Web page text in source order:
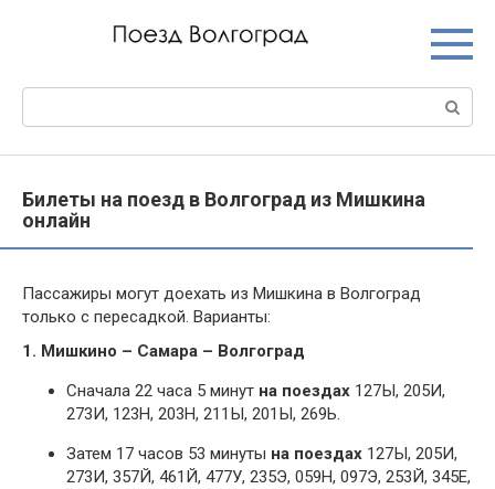
Билеты на поезд в Волгоград из Мишкина
онлайн
Пассажиры могут доехать из Мишкина в Волгоград
только с пересадкой. Варианты:
1. Мишкино – Самара – Волгоград
Сначала 22 часа 5 минут на поездах 127Ы, 205И,
273И, 123Н, 203Н, 211Ы, 201Ы, 269Ь.
Затем 17 часов 53 минуты на поездах 127Ы, 205И,
273И, 357Й, 461Й, 477У, 235Э, 059Н, 097Э, 253Й, 345Е,